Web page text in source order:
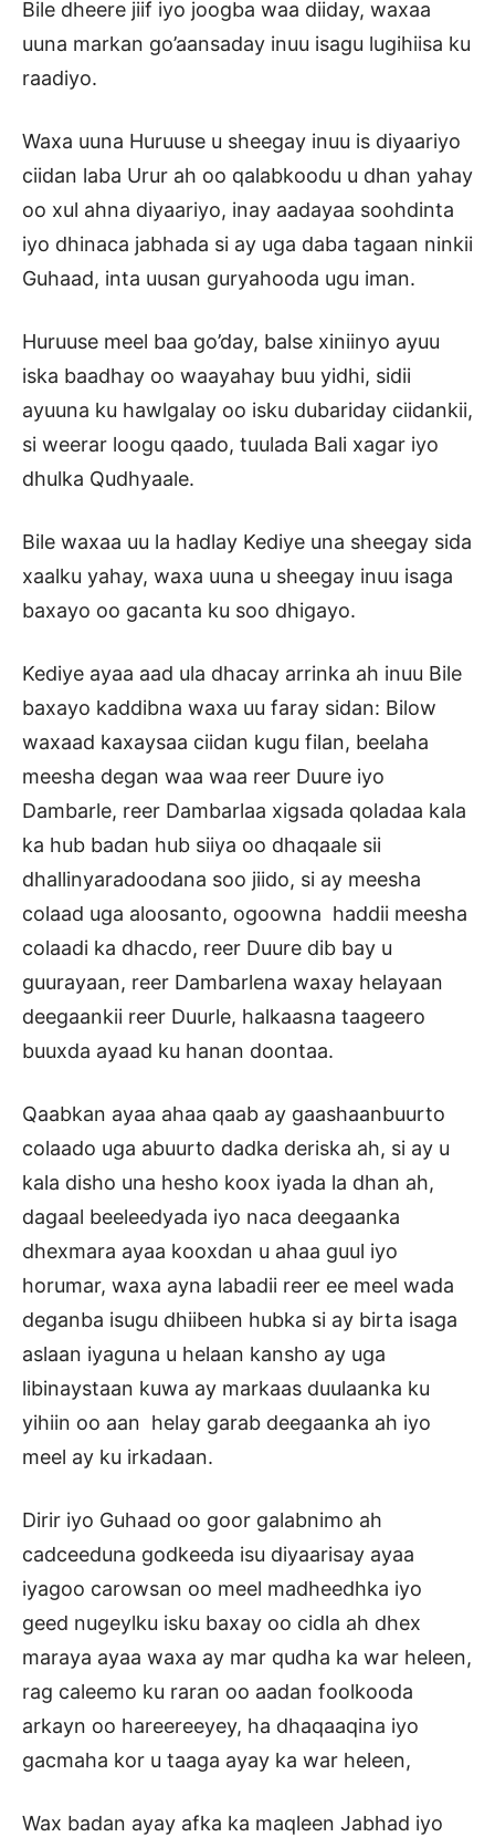
Bile dheere jiif iyo joogba waa diiday, waxaa
uuna markan go’aansaday inuu isagu lugihiisa ku
raadiyo.
Waxa uuna Huruuse u sheegay inuu is diyaariyo
ciidan laba Urur ah oo qalabkoodu u dhan yahay
oo xul ahna diyaariyo, inay aadayaa soohdinta
iyo dhinaca jabhada si ay uga daba tagaan ninkii
Guhaad, inta uusan guryahooda ugu iman.
Huruuse meel baa go’day, balse xiniinyo ayuu
iska baadhay oo waayahay buu yidhi, sidii
ayuuna ku hawlgalay oo isku dubariday ciidankii,
si weerar loogu qaado, tuulada Bali xagar iyo
dhulka Qudhyaale.
Bile waxaa uu la hadlay Kediye una sheegay sida
xaalku yahay, waxa uuna u sheegay inuu isaga
baxayo oo gacanta ku soo dhigayo.
Kediye ayaa aad ula dhacay arrinka ah inuu Bile
baxayo kaddibna waxa uu faray sidan: Bilow
waxaad kaxaysaa ciidan kugu filan, beelaha
meesha degan waa waa reer Duure iyo
Dambarle, reer Dambarlaa xigsada qoladaa kala
ka hub badan hub siiya oo dhaqaale sii
dhallinyaradoodana soo jiido, si ay meesha
colaad uga aloosanto, ogoowna haddii meesha
colaadi ka dhacdo, reer Duure dib bay u
guurayaan, reer Dambarlena waxay helayaan
deegaankii reer Duurle, halkaasna taageero
buuxda ayaad ku hanan doontaa.
Qaabkan ayaa ahaa qaab ay gaashaanbuurto
colaado uga abuurto dadka deriska ah, si ay u
kala disho una hesho koox iyada la dhan ah,
dagaal beeleedyada iyo naca deegaanka
dhexmara ayaa kooxdan u ahaa guul iyo
horumar, waxa ayna labadii reer ee meel wada
deganba isugu dhiibeen hubka si ay birta isaga
aslaan iyaguna u helaan kansho ay uga
libinaystaan kuwa ay markaas duulaanka ku
yihiin oo aan helay garab deegaanka ah iyo
meel ay ku irkadaan.
Dirir iyo Guhaad oo goor galabnimo ah
cadceeduna godkeeda isu diyaarisay ayaa
iyagoo carowsan oo meel madheedhka iyo
geed nugeylku isku baxay oo cidla ah dhex
maraya ayaa waxa ay mar qudha ka war heleen,
rag caleemo ku raran oo aadan foolkooda
arkayn oo hareereeyey, ha dhaqaaqina iyo
gacmaha kor u taaga ayay ka war heleen,
Wax badan ayay afka ka maqleen Jabhad iyo